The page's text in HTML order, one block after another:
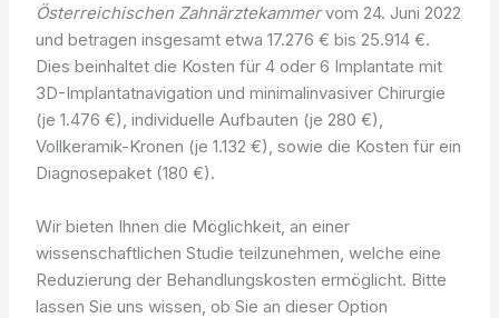
Österreichischen Zahnärztekammervom 24. Juni 2022
und betragen insgesamt etwa 17.276 € bis 25.914 €.
Dies beinhaltet die Kosten für 4 oder 6 Implantate mit
3D-Implantatnavigation und minimalinvasiver Chirurgie
(je 1.476 €), individuelle Aufbauten (je 280 €),
Vollkeramik-Kronen (je 1.132 €), sowie die Kosten für ein
Diagnosepaket (180 €).
Wir bieten Ihnen die Möglichkeit, an einer
wissenschaftlichen Studie teilzunehmen, welche eine
Reduzierung der Behandlungskosten ermöglicht. Bitte
lassen Sie uns wissen, ob Sie an dieser Option